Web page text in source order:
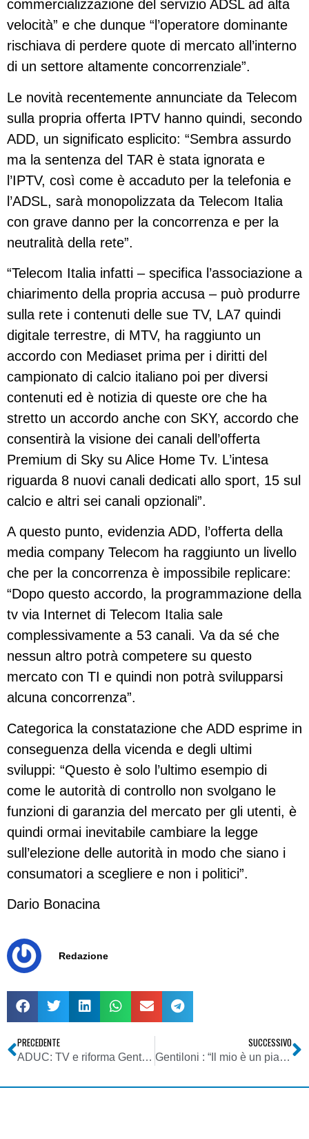
commercializzazione del servizio ADSL ad alta
velocità” e che dunque “l’operatore dominante
rischiava di perdere quote di mercato all’interno
di un settore altamente concorrenziale”.
Le novità recentemente annunciate da Telecom
sulla propria offerta IPTV hanno quindi, secondo
ADD, un significato esplicito: “Sembra assurdo
ma la sentenza del TAR è stata ignorata e
l’IPTV, così come è accaduto per la telefonia e
l’ADSL, sarà monopolizzata da Telecom Italia
con grave danno per la concorrenza e per la
neutralità della rete”.
“Telecom Italia infatti – specifica l’associazione a
chiarimento della propria accusa – può produrre
sulla rete i contenuti delle sue TV, LA7 quindi
digitale terrestre, di MTV, ha raggiunto un
accordo con Mediaset prima per i diritti del
campionato di calcio italiano poi per diversi
contenuti ed è notizia di queste ore che ha
stretto un accordo anche con SKY, accordo che
consentirà la visione dei canali dell’offerta
Premium di Sky su Alice Home Tv. L’intesa
riguarda 8 nuovi canali dedicati allo sport, 15 sul
calcio e altri sei canali opzionali”.
A questo punto, evidenzia ADD, l’offerta della
media company Telecom ha raggiunto un livello
che per la concorrenza è impossibile replicare:
“Dopo questo accordo, la programmazione della
tv via Internet di Telecom Italia sale
complessivamente a 53 canali. Va da sé che
nessun altro potrà competere su questo
mercato con TI e quindi non potrà svilupparsi
alcuna concorrenza”.
Categorica la constatazione che ADD esprime in
conseguenza della vicenda e degli ultimi
sviluppi: “Questo è solo l’ultimo esempio di
come le autorità di controllo non svolgano le
funzioni di garanzia del mercato per gli utenti, è
quindi ormai inevitabile cambiare la legge
sull’elezione delle autorità in modo che siano i
consumatori a scegliere e non i politici”.
Dario Bonacina
Redazione
PRECEDENTE
ADUC: TV e riforma Gentiloni. La RAI del canone/tassa e dell’abuso di posizione dominante ha colpito ancora
SUCCESSIVO
Gentiloni : “Il mio è un piano liberale contro le posizioni dominanti”